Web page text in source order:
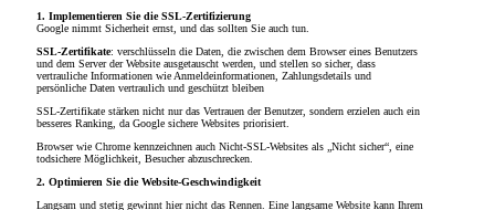
1. Implementieren Sie die SSL-Zertifizierung
Google nimmt Sicherheit ernst, und das sollten Sie auch tun.
SSL-Zertifikate: verschlüsseln die Daten, die zwischen dem Browser eines Benutzers
und dem Server der Website ausgetauscht werden, und stellen so sicher, dass
vertrauliche Informationen wie Anmeldeinformationen, Zahlungsdetails und
persönliche Daten vertraulich und geschützt bleiben
SSL-Zertifikate stärken nicht nur das Vertrauen der Benutzer, sondern erzielen auch ein
besseres Ranking, da Google sichere Websites priorisiert.
Browser wie Chrome kennzeichnen auch Nicht-SSL-Websites als „Nicht sicher“, eine
todsichere Möglichkeit, Besucher abzuschrecken.
2. Optimieren Sie die Website-Geschwindigkeit
Langsam und stetig gewinnt hier nicht das Rennen. Eine langsame Website kann Ihrem